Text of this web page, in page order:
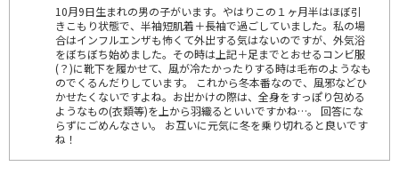
10月9日生まれの男の子がいます。やはりこの１ヶ月半はほぼ引
きこもり状態で、半袖短肌着＋長袖で過ごしていました。私の場
合はインフルエンザも怖くて外出する気はないのですが、外気浴
をぼちぼち始めました。その時は上記＋足までとおせるコンビ服
(？)に靴下を履かせて、風が冷たかったりする時は毛布のようなも
のでくるんだりしています。 これから冬本番なので、風邪などひ
かせたくないですよね。お出かけの際は、全身をすっぽり包める
ようなもの(衣類等)を上から羽織るといいですかね…。 回答にな
らずにごめんなさい。 お互いに元気に冬を乗り切れると良いです
ね！